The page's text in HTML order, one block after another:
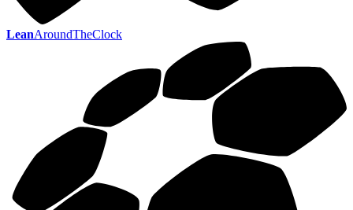
LeanAroundTheClock